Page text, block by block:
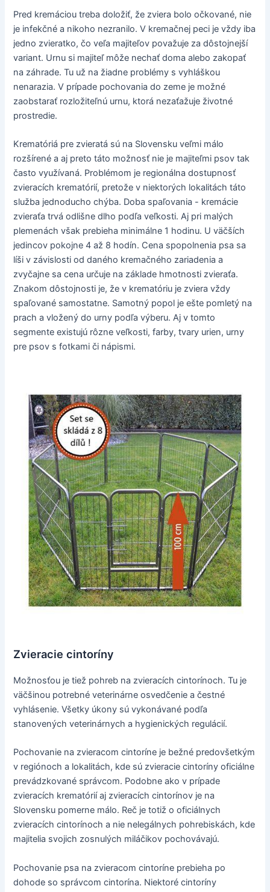
Pred kremáciou treba doložiť, že zviera bolo očkované, nie
je infekčné a nikoho nezranilo. V kremačnej peci je vždy iba
jedno zvieratko, čo veľa majiteľov považuje za dôstojnejší
variant. Urnu si majiteľ môže nechať doma alebo zakopať
na záhrade. Tu už na žiadne problémy s vyhláškou
nenarazia. V prípade pochovania do zeme je možné
zaobstarať rozložiteľnú urnu, ktorá nezaťažuje životné
prostredie.
Krematóriá pre zvieratá sú na Slovensku veľmi málo
rozšírené a aj preto táto možnosť nie je majiteľmi psov tak
často využívaná. Problémom je regionálna dostupnosť
zvieracích krematórií, pretože v niektorých lokalitách táto
služba jednoducho chýba. Doba spaľovania - kremácie
zvieraťa trvá odlišne dlho podľa veľkosti. Aj pri malých
plemenách však prebieha minimálne 1 hodinu. U väčších
jedincov pokojne 4 až 8 hodín. Cena spopolnenia psa sa
líši v závislosti od daného kremačného zariadenia a
zvyčajne sa cena určuje na základe hmotnosti zvieraťa.
Znakom dôstojnosti je, že v krematóriu je zviera vždy
spaľované samostatne. Samotný popol je ešte pomletý na
prach a vložený do urny podľa výberu. Aj v tomto
segmente existujú rôzne veľkosti, farby, tvary urien, urny
pre psov s fotkami či nápismi.
Zvieracie cintoríny
Možnosťou je tiež pohreb na zvieracích cintorínoch. Tu je
väčšinou potrebné veterinárne osvedčenie a čestné
vyhlásenie. Všetky úkony sú vykonávané podľa
stanovených veterinárnych a hygienických regulácií.
Pochovanie na zvieracom cintoríne je bežné predovšetkým
v regiónoch a lokalitách, kde sú zvieracie cintoríny oficiálne
prevádzkované správcom. Podobne ako v prípade
zvieracích krematórií aj zvieracích cintorínov je na
Slovensku pomerne málo. Reč je totiž o oficiálnych
zvieracích cintorínoch a nie nelegálnych pohrebiskách, kde
majitelia svojich zosnulých miláčikov pochovávajú.
Pochovanie psa na zvieracom cintoríne prebieha po
dohode so správcom cintorína. Niektoré cintoríny